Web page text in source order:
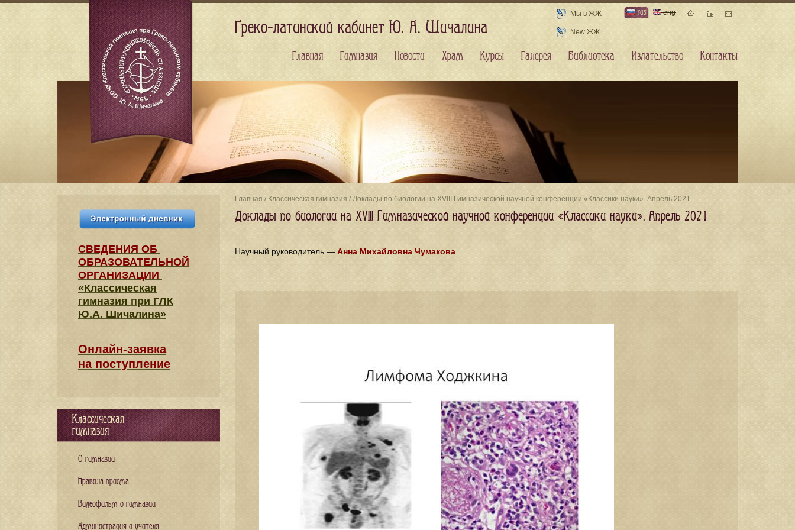
Главная / Классическая гимназия / Доклады по биологии на XVIII Гимназической научной конференции «Классики науки». Апрель 2021
Доклады по биологии на XVIII Гимназической научной конференции «Классики науки». Апрель 2021
Научный руководитель — Анна Михайловна Чумакова
СВЕДЕНИЯ​ ОБ
ОБРАЗОВАТЕЛЬНОЙ
ОРГАНИЗАЦИИ
«Классическая
гимназия при ГЛК
Ю.А. Шичалина»
Онлайн-заявка
на поступление
Классическая
гимназия
О гимназии
Правила приема
Видеофильм о гимназии
Администрация и учителя
Греко-латинский кабинет Ю. А. Шичалина
Мы в ЖЖ
New ЖЖ
rus eng
Главная Гимназия Новости Храм Курсы Галерея Библиотека Издательство Контакты